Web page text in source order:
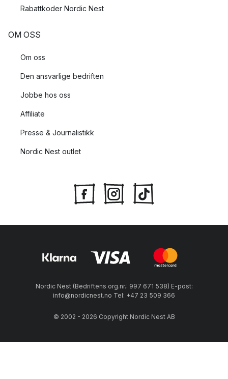
Rabattkoder Nordic Nest
OM OSS
Om oss
Den ansvarlige bedriften
Jobbe hos oss
Affiliate
Presse & Journalistikk
Nordic Nest outlet
Nordic Nest (Bedriftens org.nr.: 997 671 538) E-post:
info@nordicnest.no Tel: +47 23 509 366
© 2002 - 2026 Copyright Nordic Nest AB